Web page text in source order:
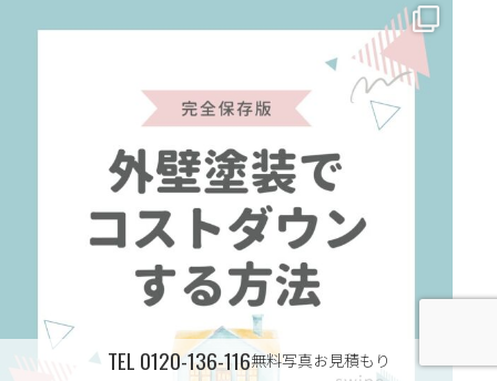
✨ 賢いお金の使い方！外壁塗装でコストダウンする方法 🏠
TEL 0120-136-116無料写真お見積もり